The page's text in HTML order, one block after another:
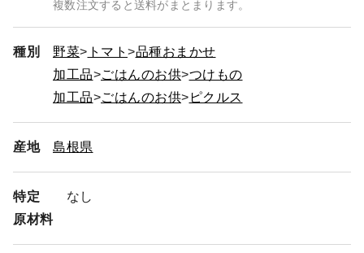
複数注文すると送料がまとまります。
種別 野菜 トマト
品種おまかせ
加工品
ごはんのお供 つけもの
加工品
ごはんのお供 ピクルス
産地 島根県
特定
原材料
なし